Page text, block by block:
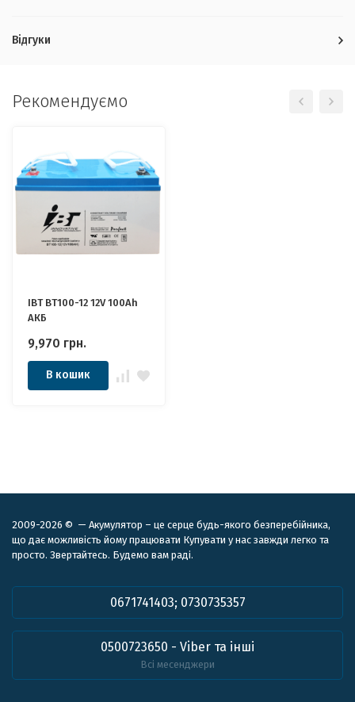
Відгуки
Рекомендуємо
IBT BT100-12 12V 100Ah
АКБ
9,970 грн.
В кошик
2009-2026 © — Акумулятор – це серце будь-якого безперебійника,
що дає можливість йому працювати Купувати у нас завжди легко та
просто. Звертайтесь. Будемо вам раді.
0671741403; 0730735357
0500723650 - Viber та інші
Всі месенджери